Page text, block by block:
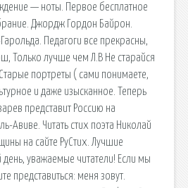
— ноты. Первое бесплатное
Джордж Гордон Байрон.
Педагоги все прекрасны,
Только лучше чем Л.В Не старайся
портреты ( сами понимаете,
и даже изысканное. Теперь
представит Россию на
Авиве. Читать стих поэта Николай
на сайте РуСтих. Лучшие
уважаемые читатели! Если мы
представиться: меня зовут.